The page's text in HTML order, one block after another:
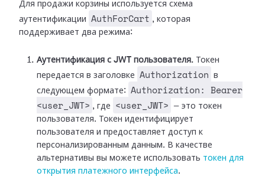
Для продажи корзины используется схема
аутентификации
AuthForCart , которая
поддерживает два режима:
Аутентификация с JWT пользователя. Токен
передается в заголовке
Authorization
в
следующем формате:
Authorization: Bearer
<user_JWT> , где <user_JWT>
— это токен
пользователя. Токен идентифицирует
пользователя и предоставляет доступ к
персонализированным данным. В качестве
альтернативы вы можете использовать токен для
открытия платежного интерфейса.